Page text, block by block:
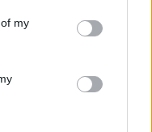
You may click to
third-party tags to
in below Google
my
a fajtából,
furi hangok,